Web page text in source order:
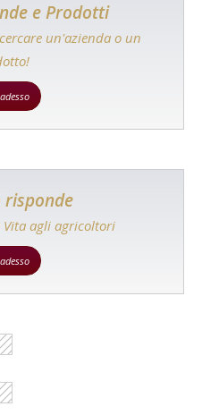
e Prodotti
un'azienda o un
risponde
Vita agli agricoltori